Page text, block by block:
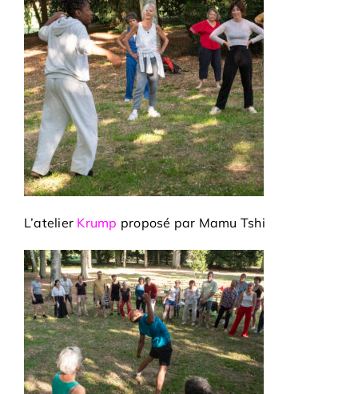
Adhésions
Archives
Contact
L’atelier Krump proposé par Mamu Tshi